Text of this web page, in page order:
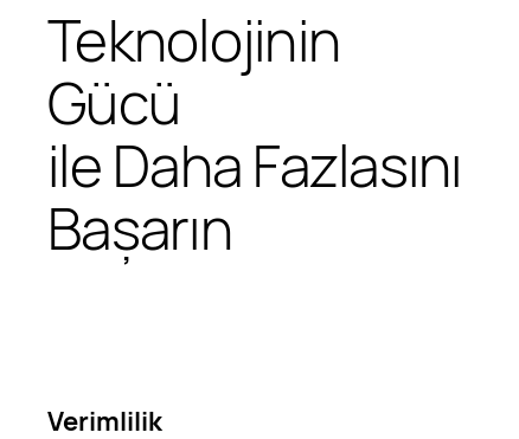
Teknolojinin
Gücü
ile Daha Fazlasını
Başarın
Verimlilik